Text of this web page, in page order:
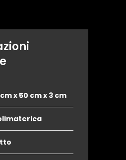
x 50 cm x 3 cm